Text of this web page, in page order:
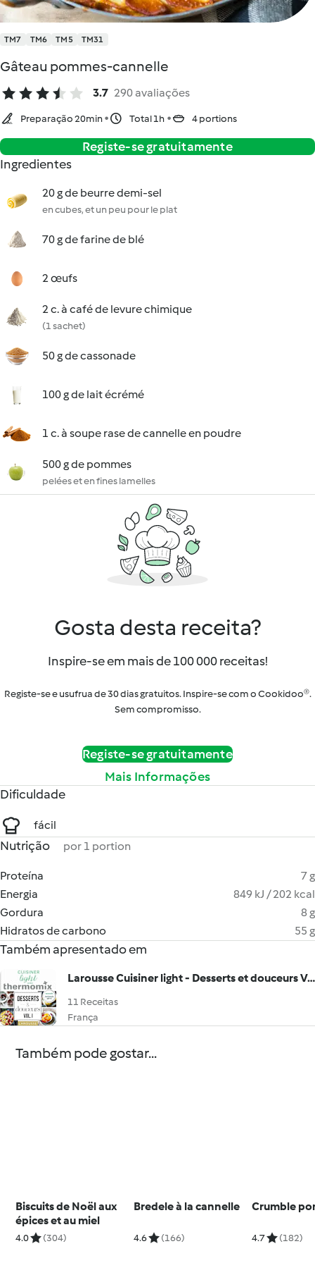
TM7 TM6 TM5 TM31
Gâteau pommes-cannelle
3.7 290 avaliações
Preparação 20min Total 1h 4 portions
Registe-se gratuitamente
Ingredientes
20 g de beurre demi-sel
en cubes, et un peu pour le plat
70 g de farine de blé
2 œufs
2 c. à café de levure chimique
(1 sachet)
50 g de cassonade
100 g de lait écrémé
1 c. à soupe rase de cannelle en poudre
500 g de pommes
pelées et en fines lamelles
Gosta desta receita?
Inspire-se em mais de 100 000 receitas!
Registe-se e usufrua de 30 dias gratuitos. Inspire-se com o Cookidoo®.
Sem compromisso.
Registe-se gratuitamente
Mais Informações
Dificuldade
fácil
Nutrição por 1 portion
Proteína
7 g
Energia
849 kJ / 202 kcal
Gordura
8 g
Hidratos de carbono
55 g
Também apresentado em
Larousse Cuisiner light - Desserts et douceurs Vol.I
11 Receitas
França
Também pode gostar...
Biscuits de Noël aux
épices et au miel
4.0 (304)
Bredele à la cannelle
4.6 (166)
Crumble
4.7 (182)